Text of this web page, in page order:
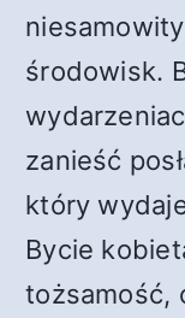
środowisk.
zanieść
który
Bycie
tożsamość,